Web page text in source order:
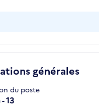
générales
du poste
13